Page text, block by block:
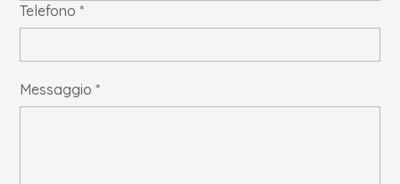
Telefono *
Messaggio *